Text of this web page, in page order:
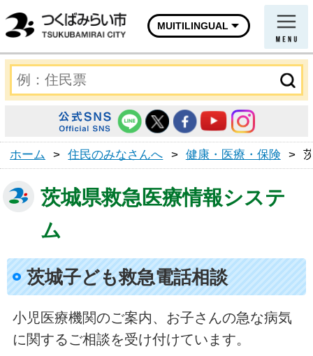
MUITILINGUAL
ホーム > 住民のみなさんへ > 健康・医療・保険 >
茨城県救急医療情報システ
ム
茨城子ども救急電話相談
小児医療機関のご案内、お子さんの急な病気
に関するご相談を受け付けています。